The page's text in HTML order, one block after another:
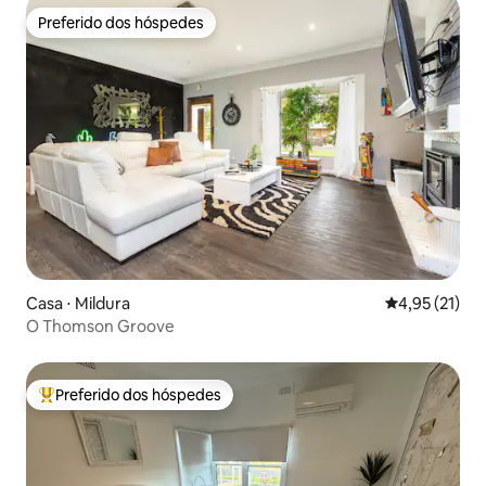
Preferido dos hóspedes
Preferido dos hóspedes
Casa ⋅ Mildura 4,95 de uma
4,95 (21)
O Thomson Groove
Entre os melhores preferidos dos hóspedes
Preferido dos hóspedes